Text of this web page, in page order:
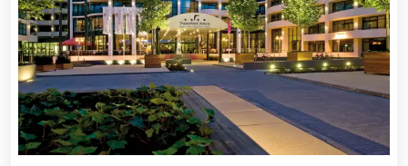
Sie ein Wochenende lang in Luxus und nutzen Sie die
Einrichtungenim Hotel. Gehen Sie zum Beispielwandernoder
radfahrendurch die Wälder oder am Strand entlang.
Anschließend können Sie ein Pfingstdinner im Restaurant
genießen. Möchten Sie lieber das
Live Cooking Buffet
wählen?
Auch das ist möglich! Hier werden die leckersten Gerichte à la
minute für Sie zubereitet. Sie haben verschiedene Optionen